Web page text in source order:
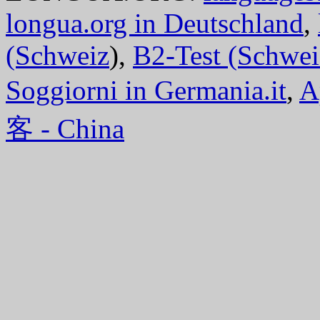
longua.org in Deutschland,
(Schweiz), B2-Test
Soggiorni in Germania.it,
客 - China